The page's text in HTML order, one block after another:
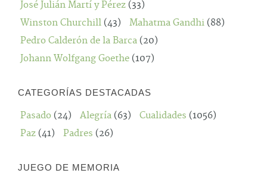
José Julián Martí y Pérez (33)
Winston Churchill (43) Mahatma Gandhi (88)
Pedro Calderón de la Barca (20)
Johann Wolfgang Goethe (107)
CATEGORÍAS DESTACADAS
Pasado (24) Alegría (63) Cualidades (1056)
Paz (41) Padres (26)
JUEGO DE MEMORIA